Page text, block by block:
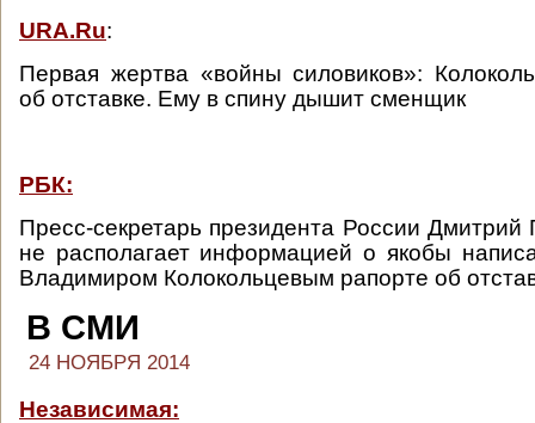
URA.Ru:
Первая жертва «войны силовиков»:
об отставке. Ему в спину дышит сменщик
РБК:
Пресс-секретарь президента России Дмитрий
не располагает информацией о якобы
Владимиром Колокольцевым рапорте об
В СМИ
24 НОЯБРЯ 2014
Независимая: